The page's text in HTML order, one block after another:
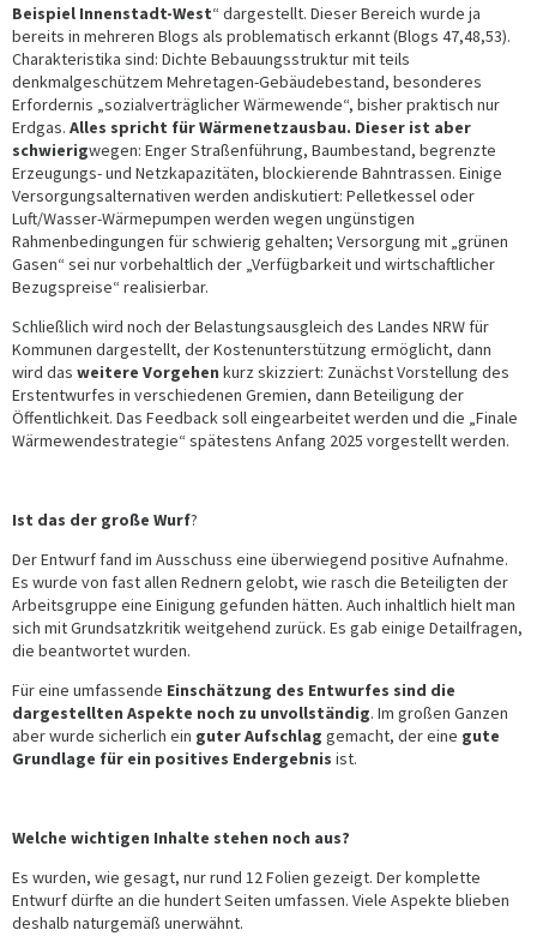
Beispiel Innenstadt-West“ dargestellt. Dieser Bereich wurde ja
bereits in mehreren Blogs als problematisch erkannt (Blogs 47,48,53).
Charakteristika sind: Dichte Bebauungsstruktur mit teils
denkmalgeschützem Mehretagen-Gebäudebestand, besonderes
Erfordernis „sozialverträglicher Wärmewende“, bisher praktisch nur
Erdgas. Alles spricht für Wärmenetzausbau. Dieser ist aber
schwierigwegen: Enger Straßenführung, Baumbestand, begrenzte
Erzeugungs- und Netzkapazitäten, blockierende Bahntrassen. Einige
Versorgungsalternativen werden andiskutiert: Pelletkessel oder
Luft/Wasser-Wärmepumpen werden wegen ungünstigen
Rahmenbedingungen für schwierig gehalten; Versorgung mit „grünen
Gasen“ sei nur vorbehaltlich der „Verfügbarkeit und wirtschaftlicher
Bezugspreise“ realisierbar.
Schließlich wird noch der Belastungsausgleich des Landes NRW für
Kommunen dargestellt, der Kostenunterstützung ermöglicht, dann
wird das weitere Vorgehen kurz skizziert: Zunächst Vorstellung des
Erstentwurfes in verschiedenen Gremien, dann Beteiligung der
Öffentlichkeit. Das Feedback soll eingearbeitet werden und die „Finale
Wärmewendestrategie“ spätestens Anfang 2025 vorgestellt werden.
Ist das der große Wurf?
Der Entwurf fand im Ausschuss eine überwiegend positive Aufnahme.
Es wurde von fast allen Rednern gelobt, wie rasch die Beteiligten der
Arbeitsgruppe eine Einigung gefunden hätten. Auch inhaltlich hielt man
sich mit Grundsatzkritik weitgehend zurück. Es gab einige Detailfragen,
die beantwortet wurden.
Für eine umfassende Einschätzung des Entwurfes sind die
dargestellten Aspekte noch zu unvollständig. Im großen Ganzen
aber wurde sicherlich ein guter Aufschlag gemacht, der eine gute
Grundlage für ein positives Endergebnis ist.
Welche wichtigen Inhalte stehen noch aus?
Es wurden, wie gesagt, nur rund 12 Folien gezeigt. Der komplette
Entwurf dürfte an die hundert Seiten umfassen. Viele Aspekte blieben
deshalb naturgemäß unerwähnt.